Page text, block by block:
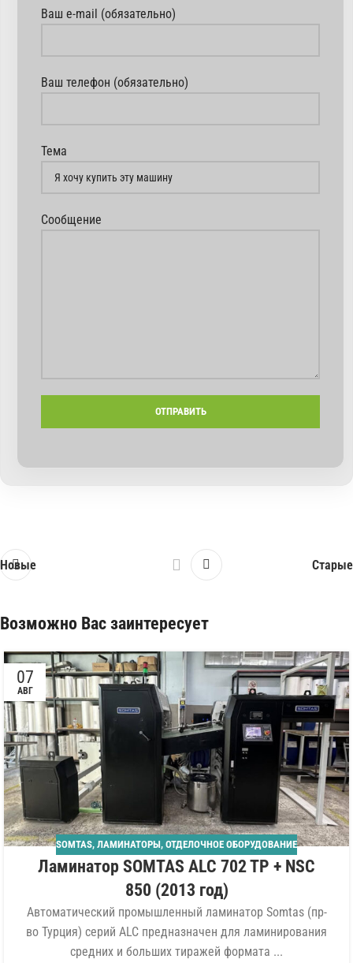
Ваш e-mail (обязательно)
Ваш телефон (обязательно)
Тема
Сообщение
Новые Старые
Возможно Вас заинтересует
07
АВГ
SOMTAS, ЛАМИНАТОРЫ, ОТДЕЛОЧНОЕ ОБОРУДОВАНИЕ
Ламинатор SOMTAS ALC 702 TP + NSC
850 (2013 год)
Автоматический промышленный ламинатор Somtas (пр-
во Турция) серий ALC предназначен для ламинирования
средних и больших тиражей формата ...